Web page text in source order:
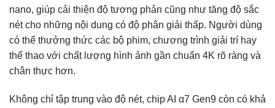
nano, giúp cải thiện độ tương phản cũng như tăng độ sắc
nét cho những nội dung có độ phân giải thấp. Người dùng
có thể thưởng thức các bộ phim, chương trình giải trí hay
thể thao với chất lượng hình ảnh gần chuẩn 4K rõ ràng và
chân thực hơn.
Không chỉ tập trung vào độ nét, chip AI α7 Gen9 còn có khả